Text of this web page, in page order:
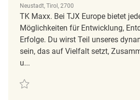
Neustadt, Tirol, 2700
TK Maxx. Bei TJX Europe bietet
Möglichkeiten für Entwicklung,
Erfolge. Du wirst Teil unseres
sein, das auf Vielfalt setzt,
u...
Retten Verkäufer (m/w/d) REQ104235